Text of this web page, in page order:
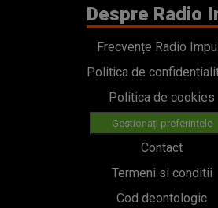
Despre Radio
Frecvențe Radio
Politica de
Politica de cookies
Gestionați preferințele
Contact
Termeni si conditii
Cod deontologic